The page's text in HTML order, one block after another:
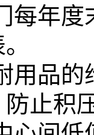
每年度
用品的
止积